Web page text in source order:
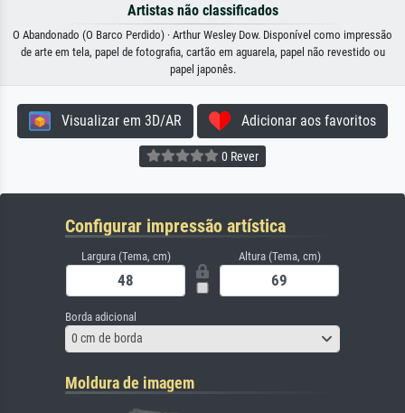
Artistas não classificados
O Abandonado (O Barco Perdido) · Arthur Wesley Dow. Disponível como impressão
de arte em tela, papel de fotografia, cartão em aguarela, papel não revestido ou
papel japonês.
Visualizar em 3D/AR Adicionar aos favoritos
0 Rever
Configurar impressão artística
Largura (Tema, cm) Altura (Tema, cm)
Borda adicional
0 cm de borda
Moldura de imagem